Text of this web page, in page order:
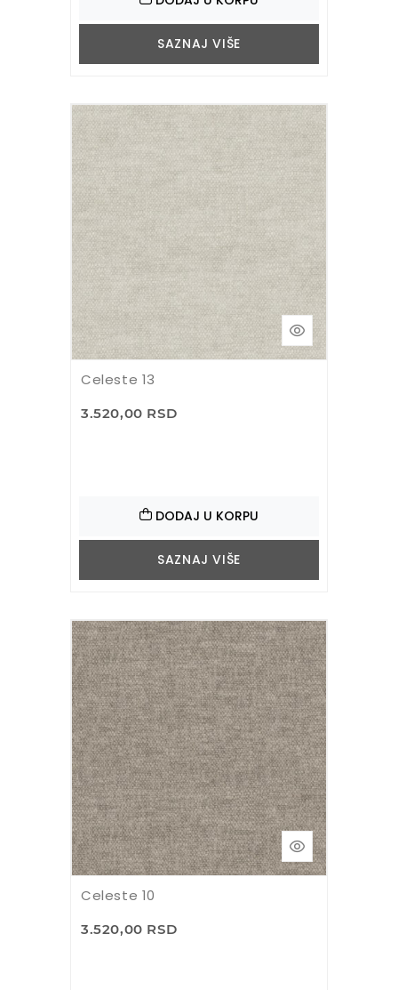
SAZNAJ VIŠE
Celeste 13
3.520,00 RSD
DODAJ U KORPU
SAZNAJ VIŠE
Celeste 10
3.520,00 RSD